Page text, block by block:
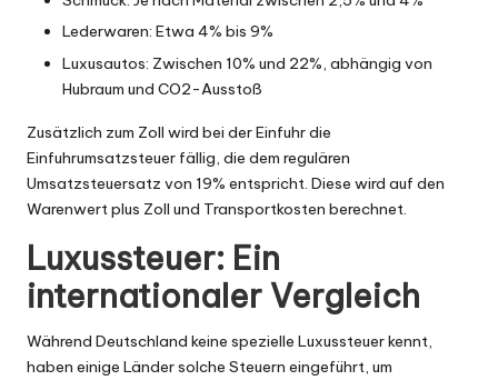
Lederwaren: Etwa 4% bis 9%
Luxusautos: Zwischen 10% und 22%, abhängig von
Hubraum und CO2-Ausstoß
Zusätzlich zum Zoll wird bei der Einfuhr die
Einfuhrumsatzsteuer fällig, die dem regulären
Umsatzsteuersatz von 19% entspricht. Diese wird auf den
Warenwert plus Zoll und Transportkosten berechnet.
Luxussteuer: Ein
internationaler Vergleich
Während Deutschland keine spezielle Luxussteuer kennt,
haben einige Länder solche Steuern eingeführt, um